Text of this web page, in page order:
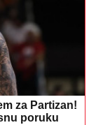
Lehečku i
Veliko